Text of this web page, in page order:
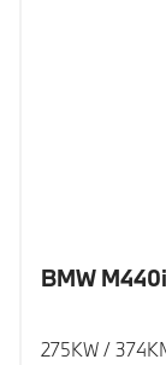
BMW
275KW /